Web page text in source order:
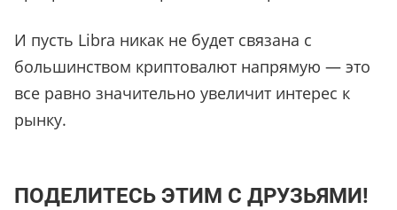
И пусть Libra никак не будет связана с
большинством криптовалют напрямую — это
все равно значительно увеличит интерес к
рынку.
ПОДЕЛИТЕСЬ ЭТИМ С ДРУЗЬЯМИ!